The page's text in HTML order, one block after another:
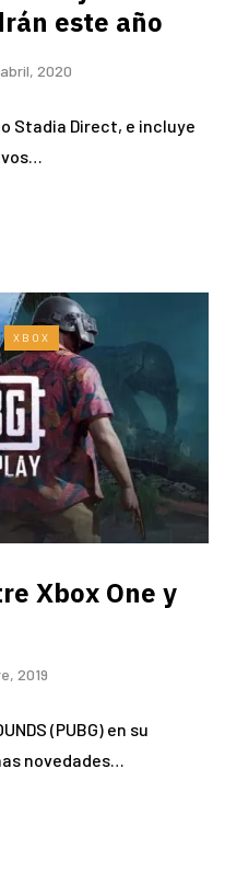
este año
2020
Stadia Direct, e incluye
XBOX
Xbox One y
2019
(PUBG) en su
novedades…